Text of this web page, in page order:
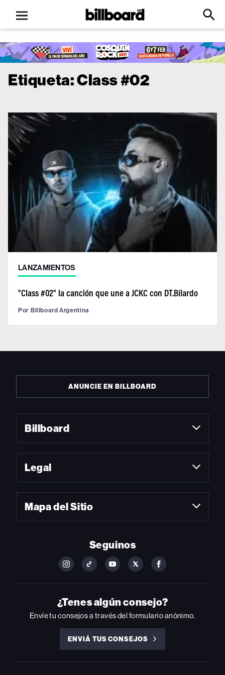
Open
menu
Billboard
Click
Input
Etiqueta:Class #02
LANZAMIENTOS
"Class #02" la canción que une a JCKC con DT.Bilardo
Por Billboard Argentina
ANUNCIE EN BILLBOARD
Billboard
Legal
Mapa del Sitio
Seguinos
FOLLOW
ON
INSTAGRAM
FOLLOW
ON
YOUTUBE
FOLLOW
ON
YOUTUBE
FOLLOW
ON
FOLLOW
ON
FACEBOOK
¿Tenes algún consejo?
Envíe tu consejos a través del formulario anónimo.
ENVIÁ TUS CONSEJOS
ENVIÁ
CONSEJOS